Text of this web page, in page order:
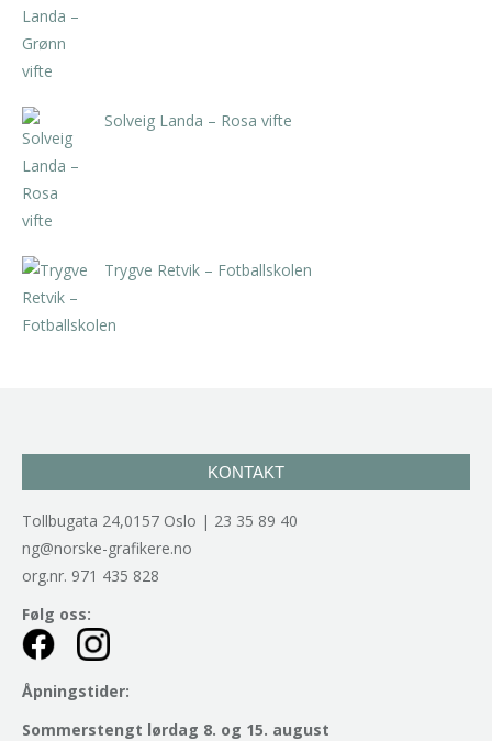
Solveig Landa – Rosa vifte
Trygve Retvik – Fotballskolen
KONTAKT
Tollbugata 24,0157 Oslo | 23 35 89 40
ng@norske-grafikere.no
org.nr. 971 435 828
Følg oss:
Åpningstider:
Sommerstengt lørdag 8. og 15. august